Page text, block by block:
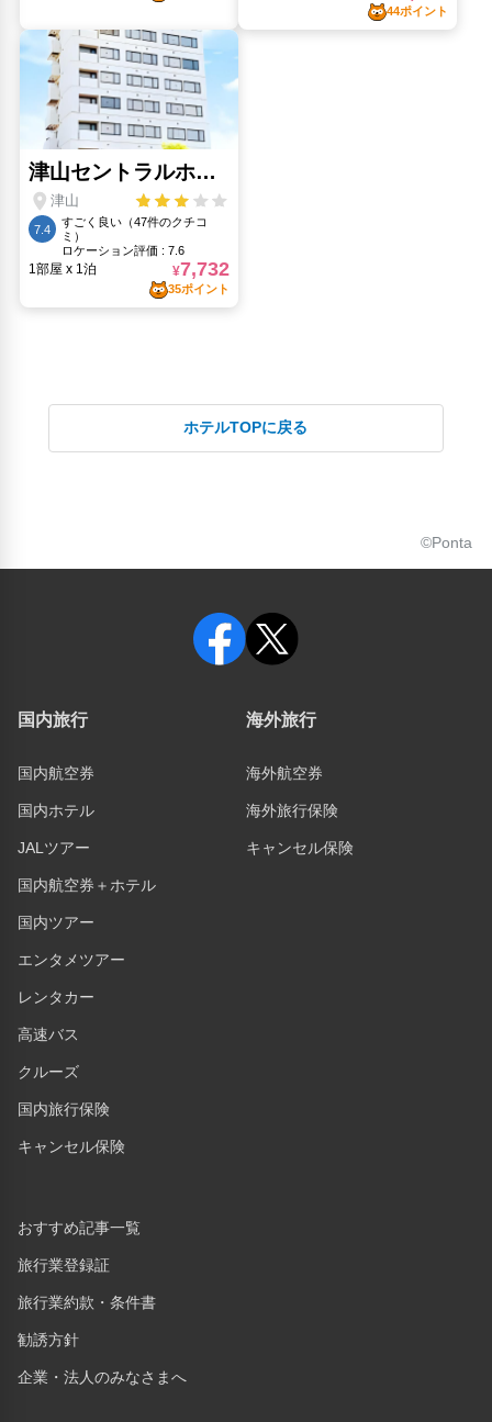
ホテルTOPに戻る
©Ponta
国内旅行
国内航空券
国内ホテル
JALツアー
国内航空券＋ホテル
国内ツアー
エンタメツアー
レンタカー
高速バス
クルーズ
国内旅行保険
キャンセル保険
海外旅行
海外航空券
海外旅行保険
キャンセル保険
おすすめ記事一覧
旅行業登録証
旅行業約款・条件書
勧誘方針
企業・法人のみなさまへ